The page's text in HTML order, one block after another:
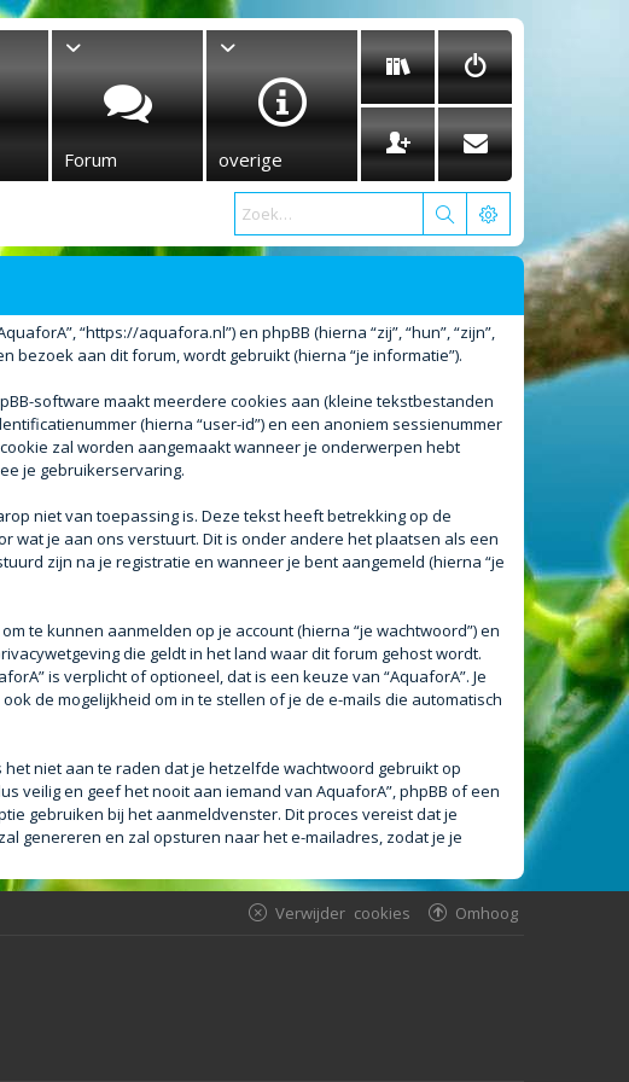
Forum overige
“https://aquafora.nl”) en phpBB (hierna “zij”, “hun”, “zijn”,
bezoek aan dit forum, wordt gebruikt (hierna “je informatie”).
software maakt meerdere cookies aan (kleine tekstbestanden
(hierna “user-id”) en een anoniem sessienummer
zal worden aangemaakt wanneer je onderwerpen hebt
je gebruikerservaring.
niet van toepassing is. Deze tekst heeft betrekking op de
wat je aan ons verstuurt. Dit is onder andere het plaatsen als een
zijn na je registratie en wanneer je bent aangemeld (hierna “je
te kunnen aanmelden op je account (hierna “je wachtwoord”) en
die geldt in het land waar dit forum gehost wordt.
is verplicht of optioneel, dat is een keuze van “AquaforA”. Je
de mogelijkheid om in te stellen of je de e-mails die automatisch
niet aan te raden dat je hetzelfde wachtwoord gebruikt op
veilig en geef het nooit aan iemand van AquaforA”, phpBB of een
gebruiken bij het aanmeldvenster. Dit proces vereist dat je
genereren en zal opsturen naar het e-mailadres, zodat je je
Omhoog
Verwijder cookies